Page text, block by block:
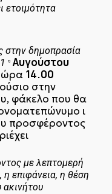
ετοιμότητα
στην δημοπρασία
η Αυγούστου
ώρα 14.00
στην
φάκελο που θα
ι
προσφέροντος
με λεπτομερή
η επιφάνεια, η θέση
ακινήτου